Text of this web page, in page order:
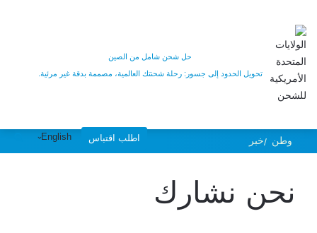
توفر
Uschinashipping
الهيكل الصناعي
للشحن البحري
حل شحن شامل من الصين
تحويل الحدود إلى جسور: رحلة شحنتك العالمية، مصممة بدقة غير مرئية.
اطلب اقتباس English وطن خبر
نحن نشارك